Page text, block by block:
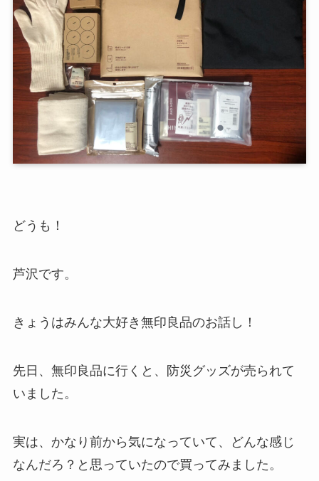
どうも！
芦沢です。
きょうはみんな大好き無印良品のお話し！
先日、無印良品に行くと、防災グッズが売られて
いました。
実は、かなり前から気になっていて、どんな感じ
なんだろ？と思っていたので買ってみました。